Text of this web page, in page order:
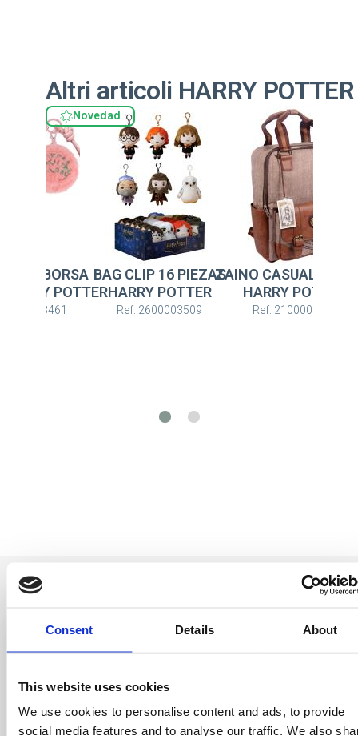
Consent Details About
This website uses cookies
We use cookies to personalise content and ads, to provide
social media features and to analyse our traffic. We also
Altri articoli HARRY POTTER
16 PIEZAS
POTTER
2600003509
ZAINO CASUAL URBANA
HARRY POTTER
Ref: 2100003163
CHARM PER
FASHION HARRY
Ref: 2600003461
saperlo
Offerte speciali, eventi e notizie dal mondo del